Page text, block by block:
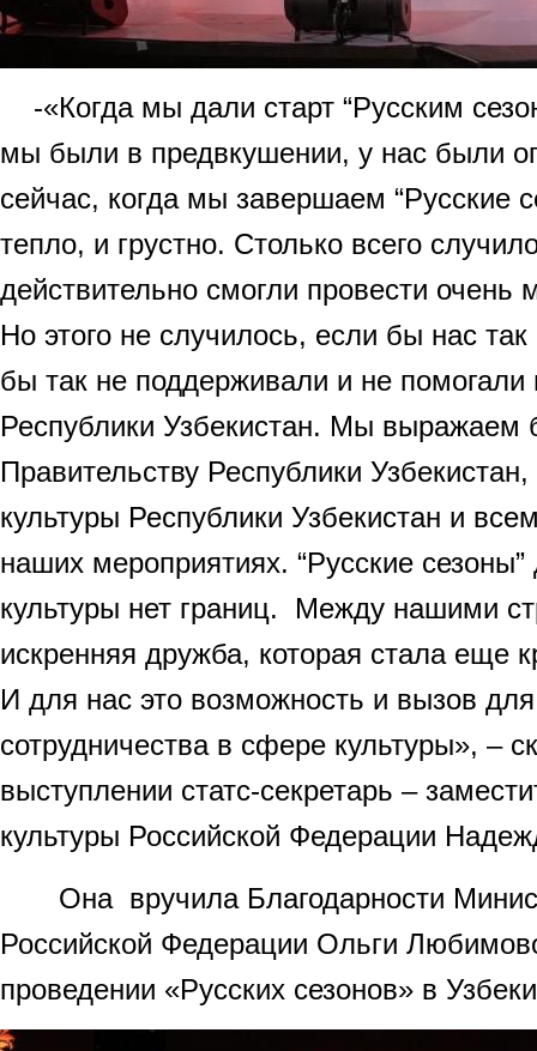
-«Когда мы дали старт “Русским
мы были в предвкушении, у нас были
сейчас, когда мы завершаем “Русские
тепло, и грустно. Столько всего
действительно смогли провести очень
Но этого не случилось, если бы нас
бы так не поддерживали и не помогали
Республики Узбекистан. Мы выражаем
Правительству Республики
культуры Республики Узбекистан и
наших мероприятиях. “Русские сезоны”
культуры нет границ. Между нашими
искренняя дружба, которая стала еще
И для нас это возможность и вызов
сотрудничества в сфере культуры», –
выступлении статс-секретарь –
культуры Российской Федерации
Она вручила Благодарности
Российской Федерации Ольги
проведении «Русских сезонов» в